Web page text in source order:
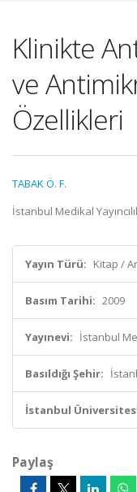
Klinikte
ve
Özellikleri
TABAK Ö. F.
İstanbul Medikal
Yayın Türü: Kitap /
Basım Tarihi: 2009
Yayınevi: İstanbul
Basıldığı Şehir:
İstanbul
Paylaş